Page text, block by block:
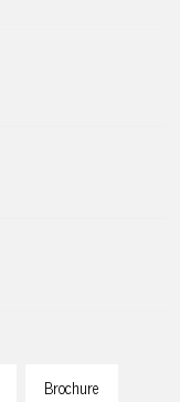
Brochure